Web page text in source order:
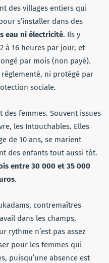
des villages entiers qui
s’installer dans des
eau ni électricité. Ils y
à 16 heures par jour, et
par mois (non payé).
ni protégé par
sociale.
des femmes. Souvent issues
les Intouchables. Elles
de 10 ans, se marient
des enfants tout aussi tôt.
entre 30 000 et 35 000
.
contremaîtres
dans les champs,
rythme n’est pas assez
pour les femmes qui
puisqu’une absence est